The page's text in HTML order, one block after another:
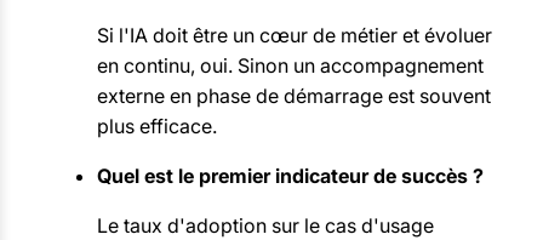
Si l'IA doit être un cœur de métier et évoluer
en continu, oui. Sinon un accompagnement
externe en phase de démarrage est souvent
plus efficace.
Quel est le premier indicateur de succès ?
Le taux d'adoption sur le cas d'usage